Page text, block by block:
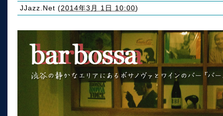
JJazz.Net (2014年3月 1日 10:00)